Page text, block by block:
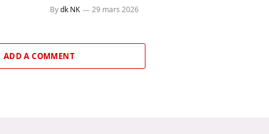
By dk NK 29 mars 2026
ADD A COMMENT